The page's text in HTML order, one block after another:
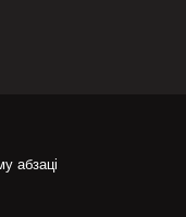
абзаці